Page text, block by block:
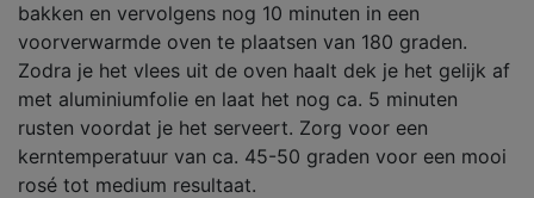
bakken en vervolgens nog 10 minuten in een
voorverwarmde oven te plaatsen van 180 graden.
Zodra je het vlees uit de oven haalt dek je het gelijk af
met aluminiumfolie en laat het nog ca. 5 minuten
rusten voordat je het serveert. Zorg voor een
kerntemperatuur van ca. 45-50 graden voor een mooi
rosé tot medium resultaat.